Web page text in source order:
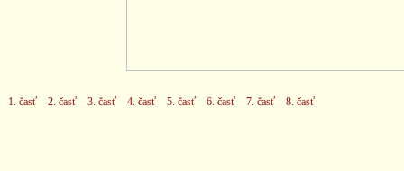
1. časť 2. časť 3. časť 4. časť 5. časť 6. časť 7. časť 8. časť